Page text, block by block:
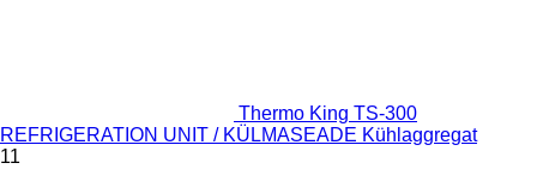
Thermo King TS-300
REFRIGERATION UNIT / KÜLMASEADE Kühlaggregat
11